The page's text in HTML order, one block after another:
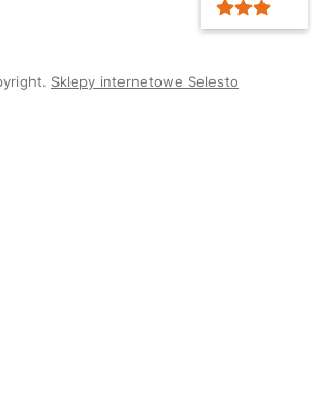
Sklepy internetowe Selesto